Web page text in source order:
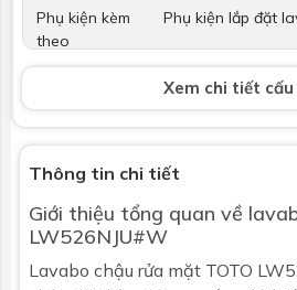
Phụ kiện kèm
theo
Phụ kiện lắp đặt
Không bao gồm
Bộ xả Không bao gồm
Kích thước
Bảo hành Nhấp để xem
Xem chi tiết cấu
Thông tin chi tiết
Giới thiệu tổng quan về
LW526NJU#W
Lavabo chậu rửa mặt TOTO